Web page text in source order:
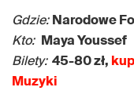
Gdzie: Narodowe
Kto: Maya Youssef
Bilety:45-80 zł,
Muzyki